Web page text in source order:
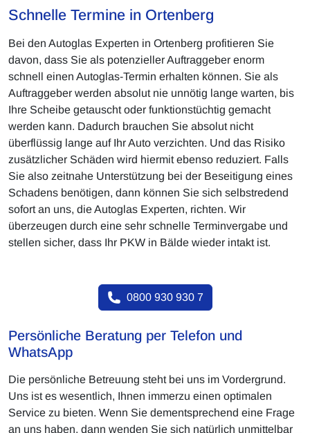
Schnelle Termine in Ortenberg
Bei den Autoglas Experten in Ortenberg profitieren Sie
davon, dass Sie als potenzieller Auftraggeber enorm
schnell einen Autoglas-Termin erhalten können. Sie als
Auftraggeber werden absolut nie unnötig lange warten, bis
Ihre Scheibe getauscht oder funktionstüchtig gemacht
werden kann. Dadurch brauchen Sie absolut nicht
überflüssig lange auf Ihr Auto verzichten. Und das Risiko
zusätzlicher Schäden wird hiermit ebenso reduziert. Falls
Sie also zeitnahe Unterstützung bei der Beseitigung eines
Schadens benötigen, dann können Sie sich selbstredend
sofort an uns, die Autoglas Experten, richten. Wir
überzeugen durch eine sehr schnelle Terminvergabe und
stellen sicher, dass Ihr PKW in Bälde wieder intakt ist.
0800 930 930 7
Persönliche Beratung per Telefon und
WhatsApp
Die persönliche Betreuung steht bei uns im Vordergrund.
Uns ist es wesentlich, Ihnen immerzu einen optimalen
Service zu bieten. Wenn Sie dementsprechend eine Frage
an uns haben, dann wenden Sie sich natürlich unmittelbar